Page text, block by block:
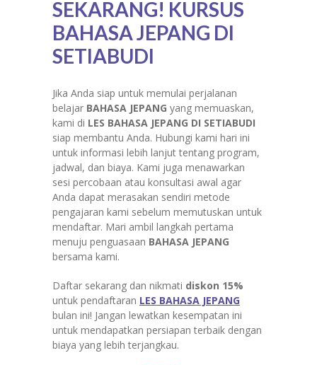
SEKARANG! KURSUS
BAHASA JEPANG DI
SETIABUDI
Jika Anda siap untuk memulai perjalanan
belajar BAHASA JEPANG yang memuaskan,
kami di LES BAHASA JEPANG DI SETIABUDI
siap membantu Anda. Hubungi kami hari ini
untuk informasi lebih lanjut tentang program,
jadwal, dan biaya. Kami juga menawarkan
sesi percobaan atau konsultasi awal agar
Anda dapat merasakan sendiri metode
pengajaran kami sebelum memutuskan untuk
mendaftar. Mari ambil langkah pertama
menuju penguasaan BAHASA JEPANG
bersama kami.
Daftar sekarang dan nikmati diskon 15%
untuk pendaftaran LES BAHASA JEPANG
bulan ini! Jangan lewatkan kesempatan ini
untuk mendapatkan persiapan terbaik dengan
biaya yang lebih terjangkau.